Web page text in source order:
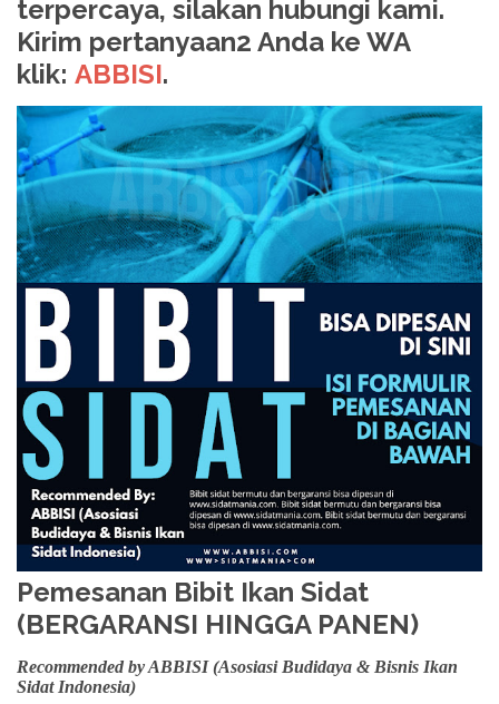
terpercaya, silakan hubungi kami.
Kirim pertanyaan2 Anda ke WA
klik: ABBISI.
Pemesanan Bibit Ikan Sidat
(BERGARANSI HINGGA PANEN)
Recommended by ABBISI (Asosiasi Budidaya & Bisnis Ikan
Sidat Indonesia)